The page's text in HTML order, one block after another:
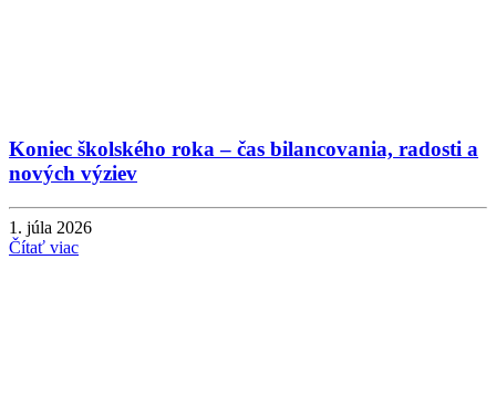
Koniec školského roka – čas bilancovania, radosti a
nových výziev
1. júla 2026
Čítať viac